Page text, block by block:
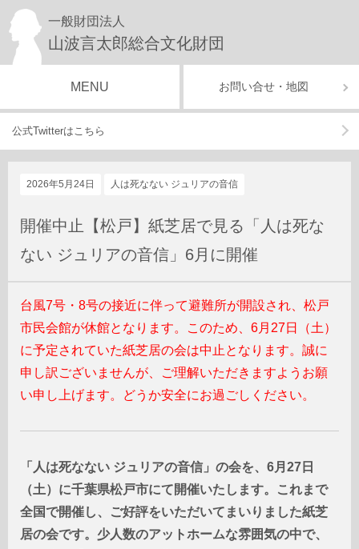
一般財団法人
山波言太郎総合文化財団
MENU お問い合せ・地図
公式Twitterはこちら
2026年5月24日 人は死なない ジュリアの音信
開催中止【松戸】紙芝居で見る「人は死な
ない ジュリアの音信」6月に開催
台風7号・8号の接近に伴って避難所が開設され、 松戸
市民会館が休館となります。このため、6月27日（土）
に予定されていた紙芝居の会は中止となります。 誠に
申し訳ございませんが、ご理解いただきますようお願
い申し上げます。
どうか安全にお過ごしください。
「人は死なない ジュリアの音信」の会を、6月27日
（土）に千葉県松戸市にて開催いたします。これまで
全国で開催し、ご好評をいただいてまいりました紙芝
居の会です。少人数のアットホームな雰囲気の中で、